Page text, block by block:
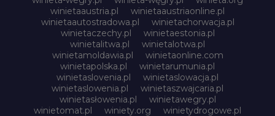
winietaaustria.pl
winietaaustriaonline.pl
winietaautostradowa.pl
winietachorwacja.pl
winietaczechy.pl
winietaestonia.pl
winietalitwa.pl
winietalotwa.pl
winietamoldawia.pl
winietaonline.com
winietapolska.pl
winietarumunia.pl
winietaslovenia.pl
winietaslowacja.pl
winietaslowenia.pl
winietaszwajcaria.pl
winietasłowenia.pl
winietawegry.pl
winietomat.pl
winiety.org
winietydrogowe.pl